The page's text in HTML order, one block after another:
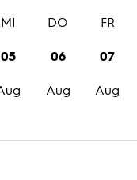
05
MI
06
Aug
DO
07
Aug
FR